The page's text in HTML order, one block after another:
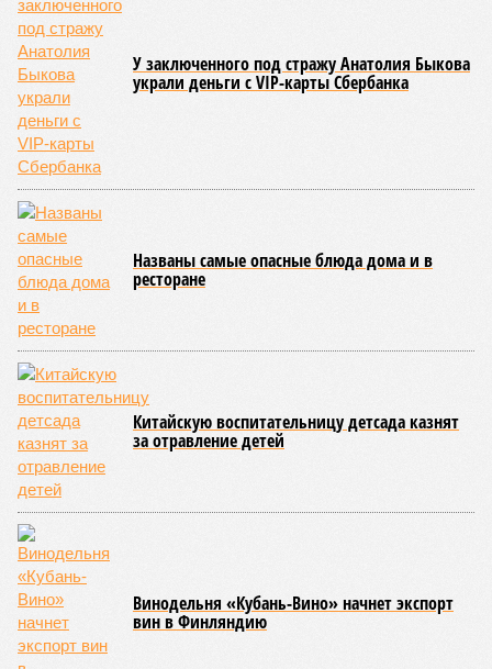
У заключенного под стражу Анатолия Быкова
украли деньги с VIP-карты Сбербанка
Названы самые опасные блюда дома и в
ресторане
Китайскую воспитательницу детсада казнят
за отравление детей
Винодельня «Кубань-Вино» начнет экспорт
вин в Финляндию